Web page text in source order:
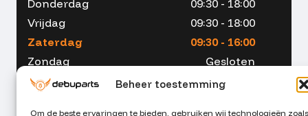
Beheer toestemming
Om de beste ervaringen te bieden, gebruiken wij technologieën zoals
Donderdag
09:30 - 18:00
Vrijdag
09:30 - 18:00
Zaterdag
09:30 - 16:00
Zondag
Gesloten